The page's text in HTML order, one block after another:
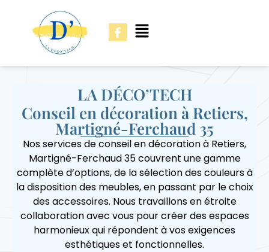
LA DÉCO’TECH
Conseil en décoration à Retiers,
Martigné-Ferchaud 35
Nos services de conseil en décoration à Retiers,
Martigné-Ferchaud 35 couvrent une gamme
complète d’options, de la sélection des couleurs à
la disposition des meubles, en passant par le choix
des accessoires. Nous travaillons en étroite
collaboration avec vous pour créer des espaces
harmonieux qui répondent à vos exigences
esthétiques et fonctionnelles.